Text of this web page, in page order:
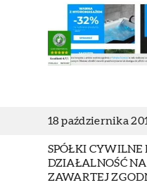
18 października
SPÓŁKI CYWILNE
DZIAŁALNOŚĆ
ZAWARTEJ